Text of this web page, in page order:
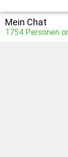
Mein Chat
1754 Personen